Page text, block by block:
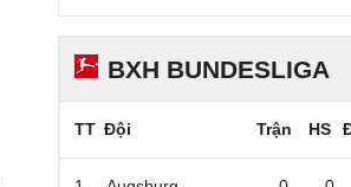
BXH BUNDESLIGA
TT Đội Trận HS